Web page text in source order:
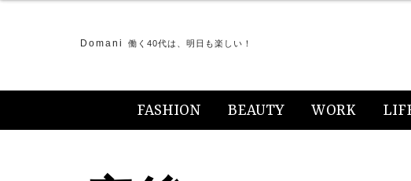
Domani 働く40代は、明日も楽しい！
FASHION BEAUTY WORK